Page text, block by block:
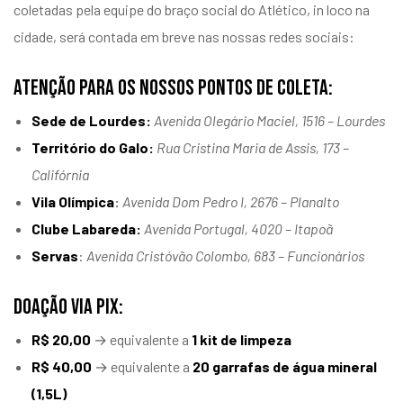
coletadas pela equipe do braço social do Atlético, in loco na
cidade, será contada em breve nas nossas redes sociais:
Atenção para os nossos Pontos de coleta:
Sede de Lourdes: Avenida Olegário Maciel, 1516 – Lourdes
Território do Galo: Rua Cristina Maria de Assis, 173 –
Califórnia
Vila Olímpica: Avenida Dom Pedro I, 2676 – Planalto
Clube Labareda: Avenida Portugal, 4020 – Itapoã
Servas: Avenida Cristóvão Colombo, 683 – Funcionários
DOAÇÃO VIA PIX:
R$ 20,00 → equivalente a 1 kit de limpeza
R$ 40,00 → equivalente a 20 garrafas de água mineral
(1,5L)